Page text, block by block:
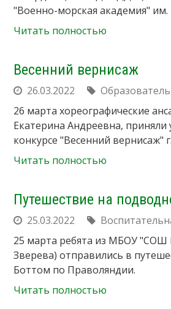
"Военно-морская академия" им.
Читать полностью
Весенний вернисаж
26.03.2022
26 марта хореографические
Екатерина Андреевна, приняли
конкурсе "Весенний вернисаж"
Читать полностью
Путешествие на
25.03.2022
25 марта ребята из МБОУ "СОШ
Зверева) отправились в
Боттом по Праволяндии.
Читать полностью